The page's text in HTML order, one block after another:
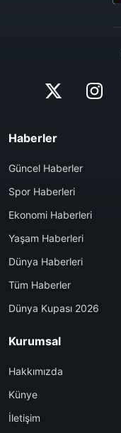
Haberler
Güncel Haberler
Spor Haberleri
Ekonomi Haberleri
Yaşam Haberleri
Dünya Haberleri
Tüm Haberler
Dünya Kupası 2026
Kurumsal
Hakkımızda
Künye
İletişim